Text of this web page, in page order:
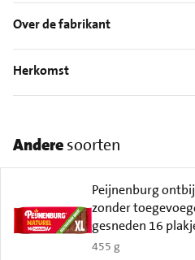
Over de fabrikant
Herkomst
Anderesoorten
Peijnenburg
zonder
gesneden 16
455 g